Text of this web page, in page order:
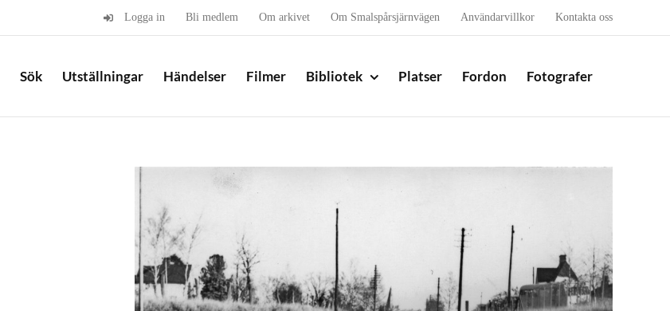
Logga in Bli medlem Om arkivet Om Smalspårsjärnvägen Användarvillkor Kontakta oss
Sök Utställningar Händelser Filmer Bibliotek Platser Fordon Fotografer